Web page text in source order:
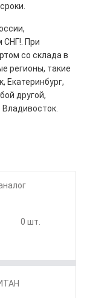
СНГ!. При
со склада в
регионы, такие
Екатеринбург,
другой,
0 шт.